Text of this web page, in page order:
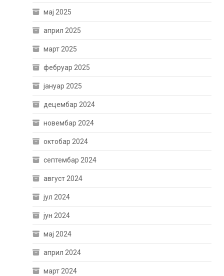
мај 2025
април 2025
март 2025
фебруар 2025
јануар 2025
децембар 2024
новембар 2024
октобар 2024
септембар 2024
август 2024
јул 2024
јун 2024
мај 2024
април 2024
март 2024